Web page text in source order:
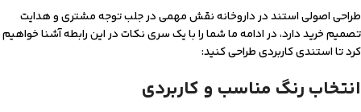
طراحی اصولی استند در داروخانه نقش مهمی در جلب توجه مشتری و هدایت
تصمیم خرید دارد، در ادامه ما شما را با یک سری نکات در این رابطه آشنا خواهیم
کرد تا استندی کاربردی طراحی کنید:
انتخاب رنگ مناسب و کاربردی